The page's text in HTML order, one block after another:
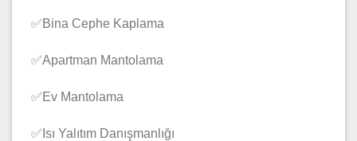
✅Bina Cephe Kaplama
✅Apartman Mantolama
✅Ev Mantolama
✅Isı Yalıtım Danışmanlığı